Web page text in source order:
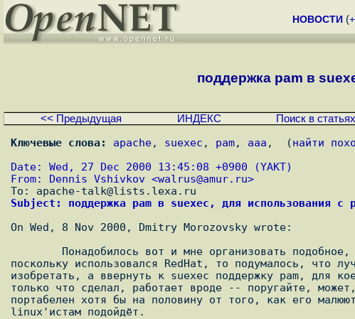
НОВОСТИ (+
поддержка pam в
<< Предыдущая ИНДЕКС Поиск в статьях
Ключевые слова: apache, suexec , pam, aaa ,  (найти
Date: Wed, 27 Dec 2000 13:45:08 +0900 (YAKT)
From: Dennis Vshivkov <walrus@amur.ru>
Subject: поддержка pam в suexec, для использования с
On Wed, 8 Nov 2000, Dmitry Morozovsky wrote:
поскольку использовался RedHat, то подумалось, что
изобретать, а ввернуть к suexec поддержку pam, для
только что сделал, работает вроде -- поругайте,
портабелен хотя бы на половину от того, как его
linux'истам подойдёт.